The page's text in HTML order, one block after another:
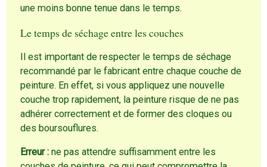
une moins bonne tenue dans le temps.
Le temps de séchage entre les couches
Il est important de respecter le temps de séchage
recommandé par le fabricant entre chaque couche de
peinture. En effet, si vous appliquez une nouvelle
couche trop rapidement, la peinture risque de ne pas
adhérer correctement et de former des cloques ou
des boursouflures.
Erreur : ne pas attendre suffisamment entre les